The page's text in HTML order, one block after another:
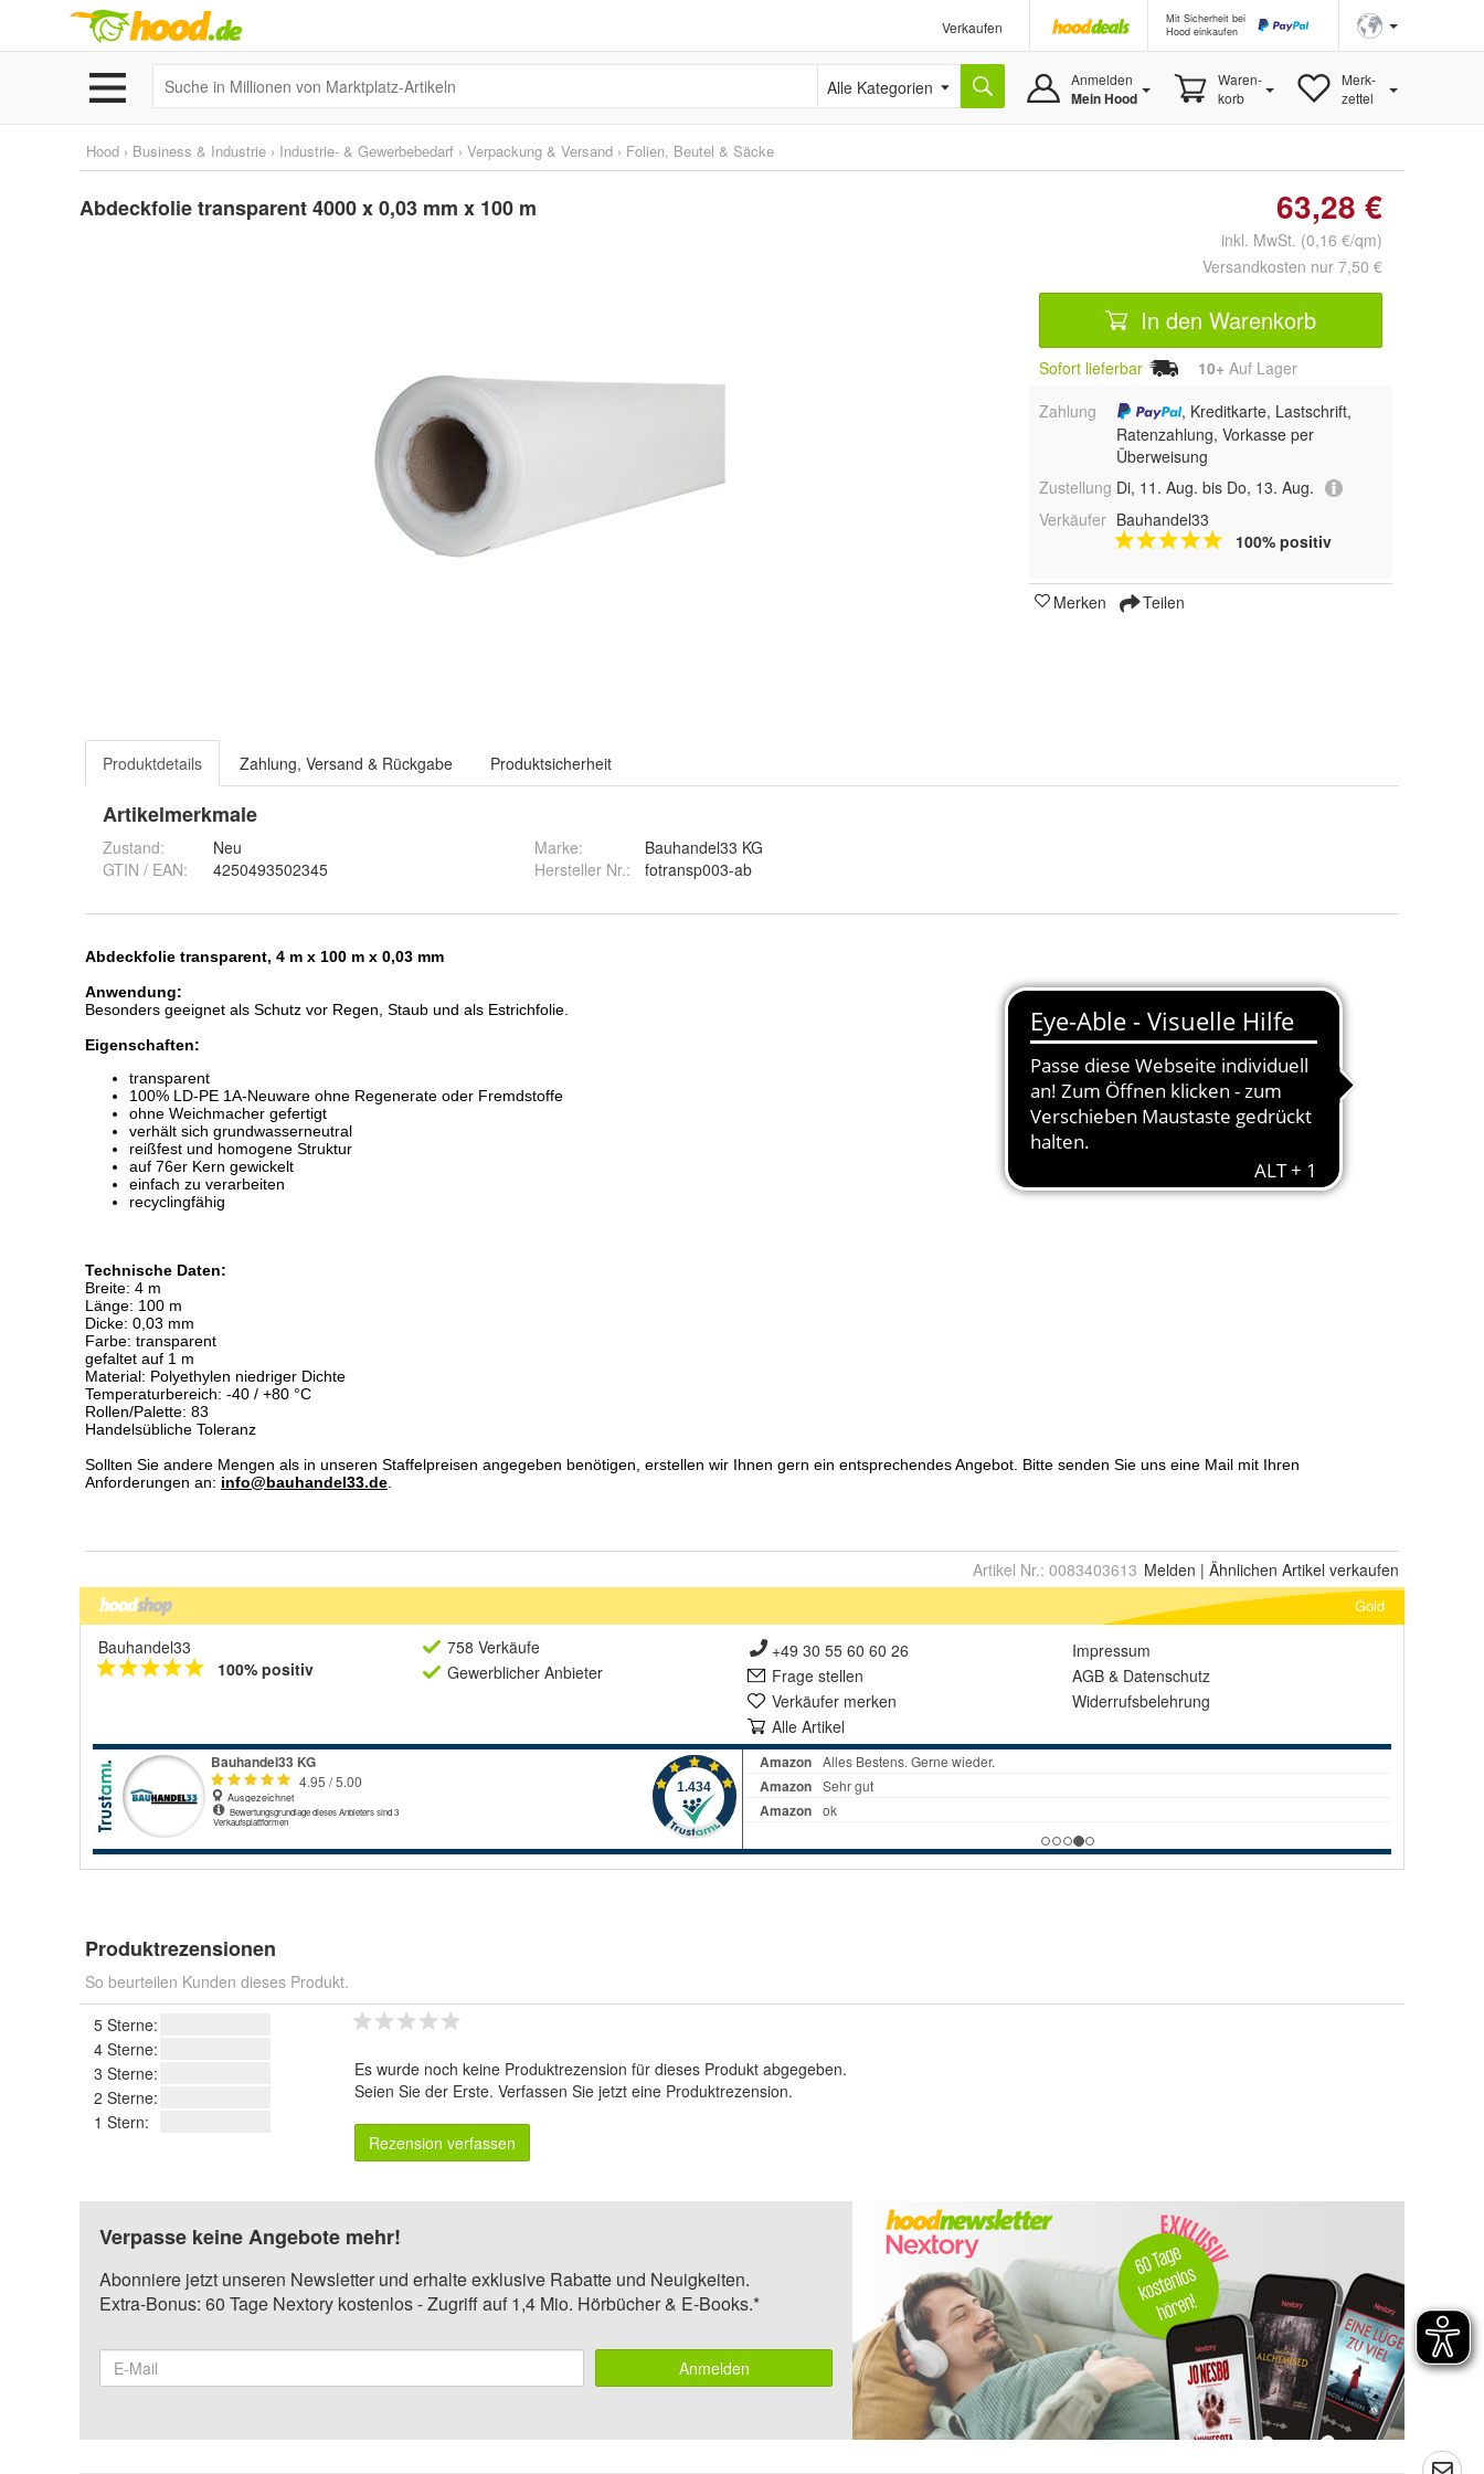
Verkaufen
Mit Sicherheit bei
Hood einkaufen
Alle Kategorien Anmelden
Mein Hood
Waren-
korb
Merk-
zettel
Hood › Business & Industrie › Industrie- & Gewerbebedarf › Verpackung & Versand › Folien, Beutel & Säcke
Abdeckfolie transparent 4000 x 0,03 mm x 100 m 63,28 €
inkl. MwSt. (0,16 €/qm)
Versandkosten nur 7,50 €
In den Warenkorb
Sofort lieferbar 10+ Auf Lager
Zahlung
, Kreditkarte, Lastschrift,
Ratenzahlung, Vorkasse per
Überweisung
Zustellung Di, 11. Aug. bis Do, 13. Aug.
Verkäufer Bauhandel33
100% positiv
Merken Teilen
Produktdetails Zahlung, Versand & Rückgabe Produktsicherheit
Artikelmerkmale
Zustand:
Neu
GTIN / EAN:
4250493502345
Marke:
Bauhandel33 KG
Hersteller Nr.:
fotransp003-ab
Artikel Nr.: 0083403613 Melden | Ähnlichen Artikel verkaufen
Gold
Bauhandel33
100% positiv
758 Verkäufe
Gewerblicher Anbieter
+49 30 55 60 60 26
Frage stellen
Verkäufer merken
Alle Artikel
Impressum
AGB & Datenschutz
Widerrufsbelehrung
Produktrezensionen
So beurteilen Kunden dieses Produkt.
5 Sterne:
4 Sterne:
3 Sterne:
2 Sterne:
1 Stern:
Es wurde noch keine Produktrezension für dieses Produkt abgegeben.
Seien Sie der Erste. Verfassen Sie jetzt eine Produktrezension.
Rezension verfassen
Verpasse keine Angebote mehr!
Abonniere jetzt unseren Newsletter und erhalte exklusive Rabatte und Neuigkeiten.
Extra-Bonus: 60 Tage Nextory kostenlos - Zugriff auf 1,4 Mio. Hörbücher & E-Books.*
Anmelden